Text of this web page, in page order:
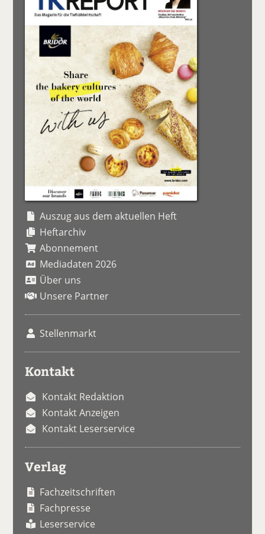
Auszug aus dem aktuellen Heft
Heftarchiv
Abonnement
Mediadaten 2026
Über uns
Unsere Partner
Stellenmarkt
Kontakt
Kontakt Redaktion
Kontakt Anzeigen
Kontakt Leserservice
Verlag
Fachzeitschriften
Fachpresse
Leserservice